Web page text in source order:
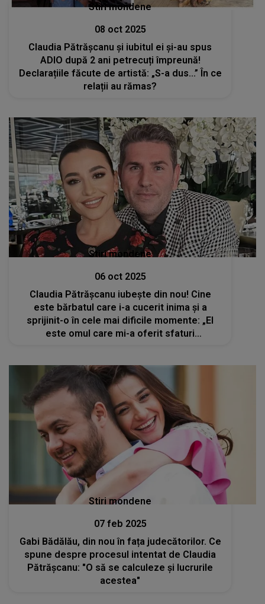
Stiri mondene
08 oct 2025
Claudia Pătrășcanu și iubitul ei și-au spus
ADIO după 2 ani petrecuți împreună!
Declarațiile făcute de artistă: „S-a dus...” În ce
relații au rămas?
Stiri mondene
06 oct 2025
Claudia Pătrășcanu iubește din nou! Cine
este bărbatul care i-a cucerit inima și a
sprijinit-o în cele mai dificile momente: „El
este omul care mi-a oferit sfaturi
Stiri mondene
07 feb 2025
Gabi Bădălău, din nou în fața judecătorilor. Ce
spune despre procesul intentat de Claudia
Pătrășcanu: "O să se calculeze și lucrurile
acestea"